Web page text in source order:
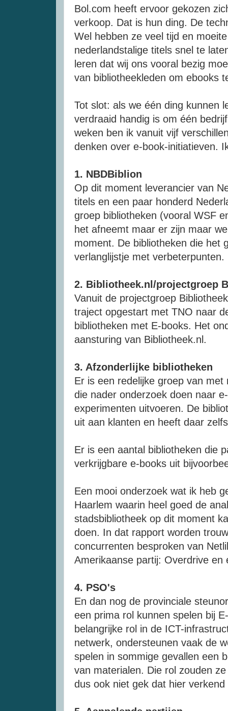
Bol.com heeft ervoor gekozen
verkoop. Dat is hun ding. De
Wel hebben ze veel tijd en
nederlandstalige titels snel te
leren dat wij ons vooral bezig
van bibliotheekleden om ebooks
Tot slot: als we één ding kunnen
verdraaid handig is om één
weken ben ik vanuit vijf
denken over e-book-initiatieven.
1. NBDBiblion
Op dit moment leverancier van
titels en een paar honderd
groep bibliotheken (vooral WSF
het afneemt maar er zijn maar
moment. De bibliotheken die het
verlanglijstje met verbeterpunten.
2. Bibliotheek.nl/projectgroep
Vanuit de projectgroep
traject opgestart met TNO naar
bibliotheken met E-books. Het
aansturing van Bibliotheek.nl .
3. Afzonderlijke bibliotheken
Er is een redelijke groep van
die nader onderzoek doen naar
experimenten uitvoeren. De
uit aan klanten en heeft daar
Er is een aantal bibliotheken die
verkrijgbare e-books uit
Een mooi onderzoek wat ik heb
Haarlem waarin heel goed de
stadsbibliotheek op dit moment
doen. In dat rapport worden
concurrenten besproken van
Amerikaanse partij: Overdrive
4. PSO's
En dan nog de provinciale
een prima rol kunnen spelen bij
belangrijke rol in de ICT-
netwerk, ondersteunen vaak de
spelen in sommige gevallen een
van materialen. Die rol zouden
dus ook niet gek dat hier